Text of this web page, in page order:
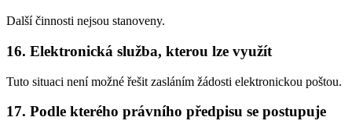
Další činnosti nejsou stanoveny.
16. Elektronická služba, kterou lze využít
Tuto situaci není možné řešit zasláním žádosti elektronickou poštou.
17. Podle kterého právního předpisu se postupuje